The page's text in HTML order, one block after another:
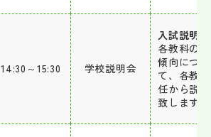
14:30～15:30 学校説明会
入試説明会
各教科の
傾向につい
て、各教
任から説
致します。